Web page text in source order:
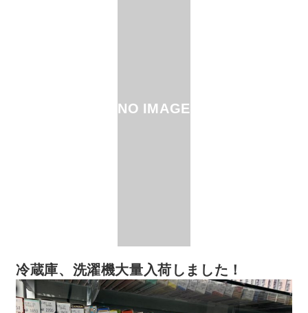
NO IMAGE
冷蔵庫、洗濯機大量入荷しました！